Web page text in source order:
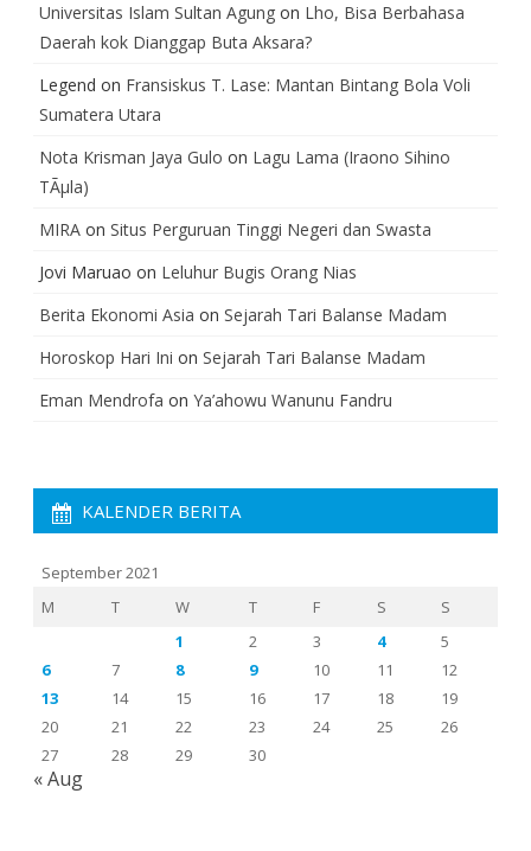
Universitas Islam Sultan Agung on Lho, Bisa Berbahasa
Daerah kok Dianggap Buta Aksara?
Legend on Fransiskus T. Lase: Mantan Bintang Bola Voli
Sumatera Utara
Nota Krisman Jaya Gulo on Lagu Lama (Iraono Sihino
TÃµla)
MIRA on Situs Perguruan Tinggi Negeri dan Swasta
Jovi Maruao on Leluhur Bugis Orang Nias
Berita Ekonomi Asia on Sejarah Tari Balanse Madam
Horoskop Hari Ini on Sejarah Tari Balanse Madam
Eman Mendrofa on Ya’ahowu Wanunu Fandru
KALENDER BERITA
September 2021
M
T W T F S
S
1
2 3 4
5
6
7 8 9 10 11
12
13
14 15 16 17 18
19
20
21 22 23 24 25
26
27
28 29 30
« Aug